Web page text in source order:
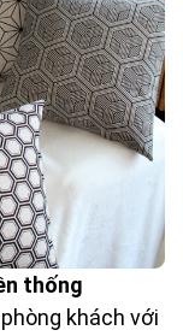
thống
khách với